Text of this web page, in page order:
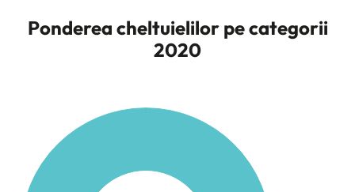
Ponderea cheltuielilor pe categorii
2020